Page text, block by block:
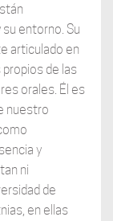
entorno. Su
articulado en
de las
orales. Él es
nuestro
y
ni
de
en ellas